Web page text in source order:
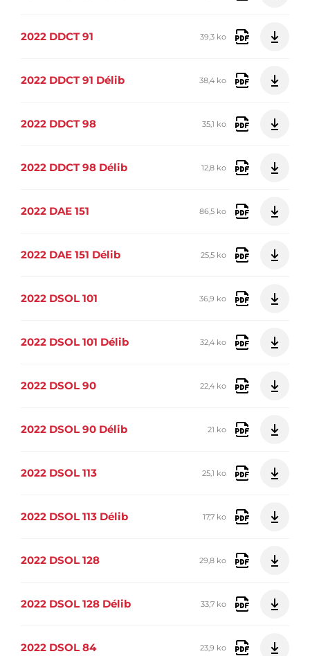
2022 DDCT 91 39,3 ko
2022 DDCT 91 Délib 38,4 ko
2022 DDCT 98 35,1 ko
2022 DDCT 98 Délib 12,8 ko
2022 DAE 151 86,5 ko
2022 DAE 151 Délib 25,5 ko
2022 DSOL 101 36,9 ko
2022 DSOL 101 Délib 32,4 ko
2022 DSOL 90 22,4 ko
2022 DSOL 90 Délib 21 ko
2022 DSOL 113 25,1 ko
2022 DSOL 113 Délib 17,7 ko
2022 DSOL 128 29,8 ko
2022 DSOL 128 Délib 33,7 ko
2022 DSOL 84 23,9 ko